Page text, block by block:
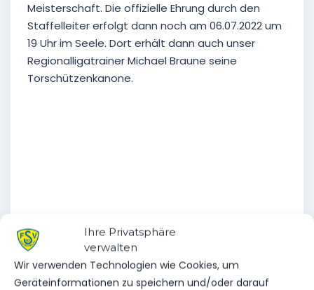
Ihre Privatsphäre
verwalten
Wir verwenden Technologien wie Cookies, um
Geräteinformationen zu speichern und/oder darauf
Meisterschaft. Die offizielle Ehrung durch den
Staffelleiter erfolgt dann noch am 06.07.2022 um
19 Uhr im Seele. Dort erhält dann auch unser
Regionalligatrainer Michael Braune seine
Torschützenkanone.